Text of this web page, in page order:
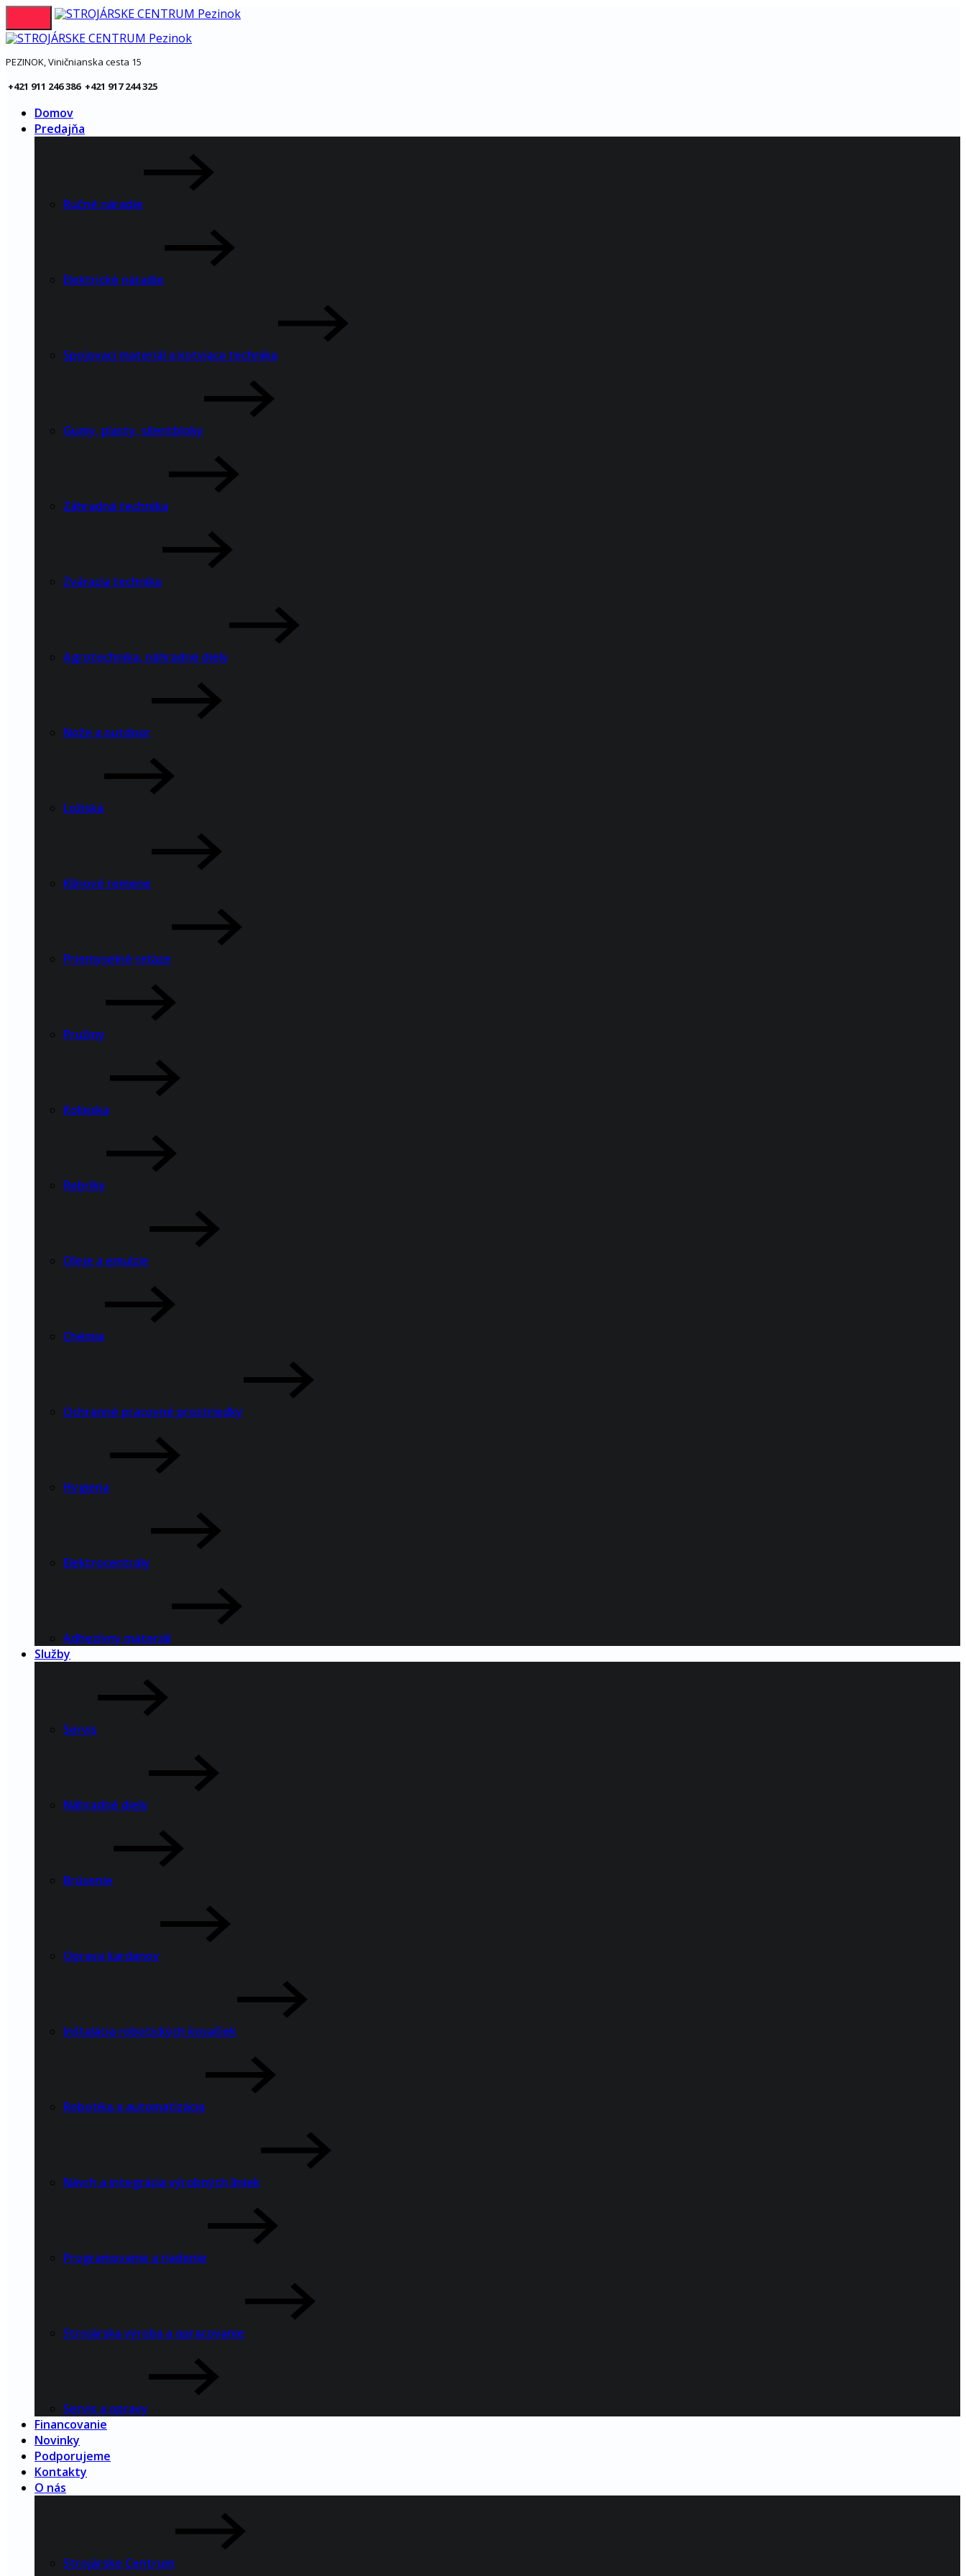
PEZINOK, Viničnianska cesta 15
+421 911 246 386 +421 917 244 325
Domov
Predajňa
Ručné náradie
Elektrické náradie
Spojovací materiál a kotviaca technika
Gumy, plasty, silentbloky
Záhradná technika
Zváracia technika
Agrotechnika, náhradné diely
Nože a outdoor
Ložiská
Klínové remene
Priemyselné reťaze
Pružiny
Kolieska
Rebríky
Oleje a emulzie
Chémia
Ochranné pracovné prostriedky
Hygiena
Elektrocentrály
Adhezívny materiál
Služby
Servis
Náhradné diely
Brúsenie
Oprava kardanov
Inštalácia robotických kosačiek
Robotika a automatizácia
Návrh a integrácia výrobných liniek
Programovanie a riadenie
Strojárska výroba a opracovanie
Servis a opravy
Financovanie
Novinky
Podporujeme
Kontakty
O nás
Strojárske Centrum